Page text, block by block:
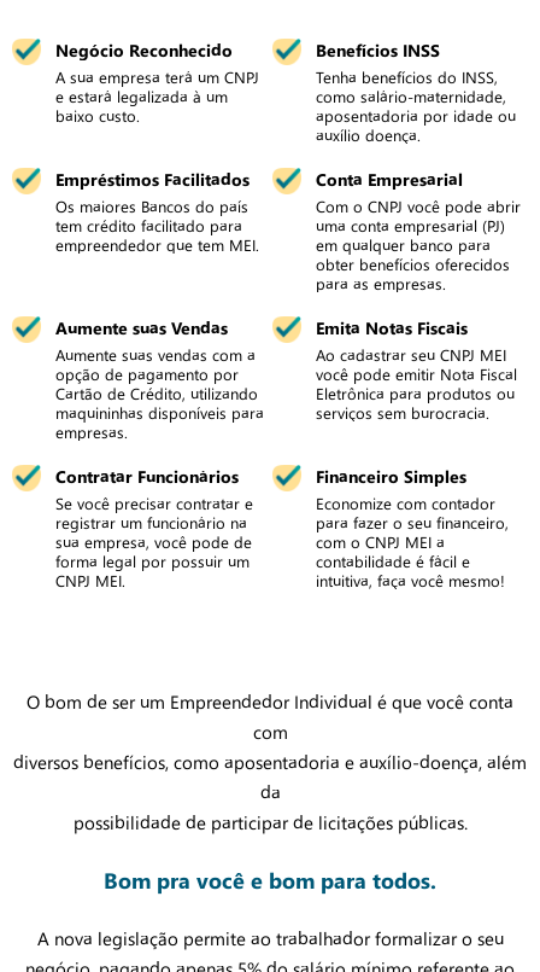
Negócio Reconhecido
A sua empresa terá um CNPJ
e estará legalizada à um
baixo custo.
Benefícios INSS
Tenha benefícios do INSS,
como salário-maternidade,
aposentadoria por idade ou
auxílio doença.
Empréstimos Facilitados
Os maiores Bancos do país
tem crédito facilitado para
empreendedor que tem MEI.
Conta Empresarial
Com o CNPJ você pode abrir
uma conta empresarial (PJ)
em qualquer banco para
obter benefícios oferecidos
para as empresas.
Aumente suas Vendas
Aumente suas vendas com a
opção de pagamento por
Cartão de Crédito, utilizando
maquininhas disponíveis para
empresas.
Emita Notas Fiscais
Ao cadastrar seu CNPJ MEI
você pode emitir Nota Fiscal
Eletrônica para produtos ou
serviços sem burocracia.
Contratar Funcionários
Se você precisar contratar e
registrar um funcionário na
sua empresa, você pode de
forma legal por possuir um
CNPJ MEI.
Financeiro Simples
Economize com contador
para fazer o seu financeiro,
com o CNPJ MEI a
contabilidade é fácil e
intuitiva, faça você mesmo!
O bom de ser um Empreendedor Individual é que você conta
com
diversos benefícios, como aposentadoria e auxílio-doença, além
da
possibilidade de participar de licitações públicas.
Bom pra você e bom para todos.
A nova legislação permite ao trabalhador formalizar o seu